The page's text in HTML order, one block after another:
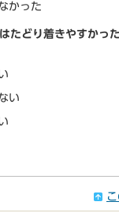
かった
たどり着きやすかっ
い